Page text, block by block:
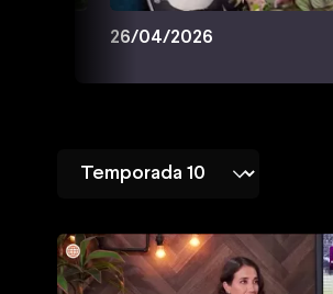
26/04/2026